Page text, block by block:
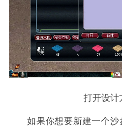
打开设计
如果你想要新建一个沙